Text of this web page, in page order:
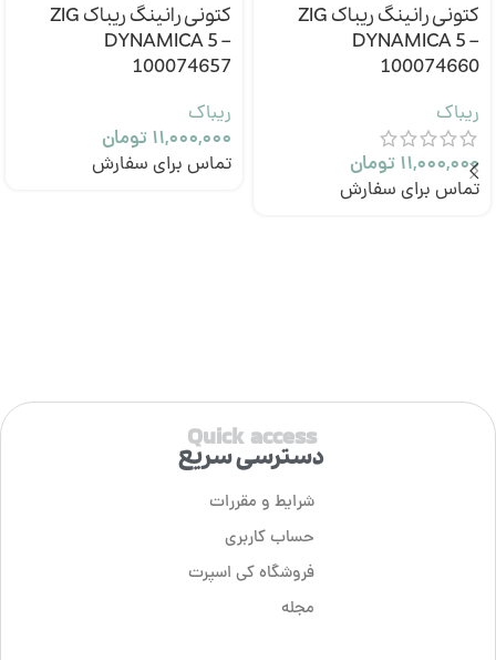
کتونی رانینگ ریباک ZIG
DYNAMICA 5 –
100074660
ریباک
۱۱,۰۰۰,۰۰۰تومان
تماس برای سفارش
کتونی رانینگ ریباک ZIG
DYNAMICA 5 –
100074657
ریباک
۱۱,۰۰۰,۰۰۰تومان
تماس برای سفارش
Quick access
دسترسی سریع
شرایط و مقررات
حساب کاربری
فروشگاه کی اسپرت
مجله